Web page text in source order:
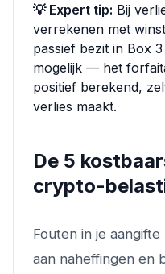
💡 Expert tip: Bij
verrekenen met
passief bezit in Box
mogelijk — het
positief berekend,
verlies maakt.
De 5
crypto-
Fouten in je
aan naheffingen en